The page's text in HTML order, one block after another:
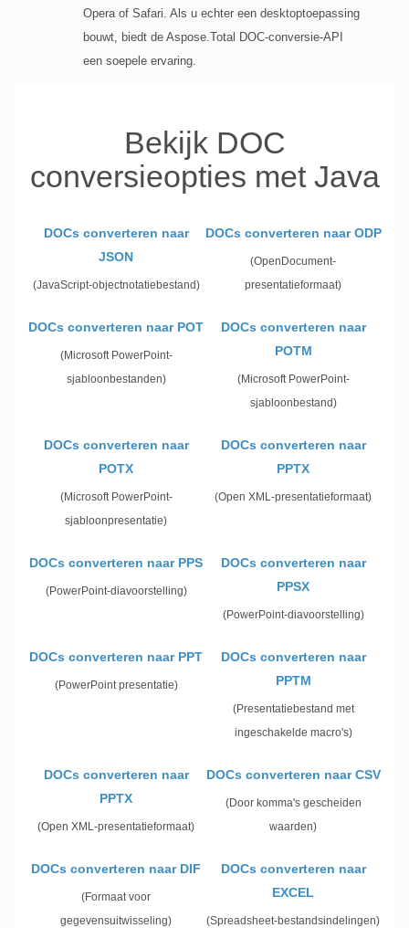
Opera of Safari. Als u echter een desktoptoepassing
bouwt, biedt de Aspose.Total DOC-conversie-API
een soepele ervaring.
Bekijk DOC
conversieopties met Java
DOCs converteren naar
JSON
(JavaScript-objectnotatiebestand)
DOCs converteren naar ODP
(OpenDocument-
presentatieformaat)
DOCs converteren naar POT
(Microsoft PowerPoint-
sjabloonbestanden)
DOCs converteren naar
POTM
(Microsoft PowerPoint-
sjabloonbestand)
DOCs converteren naar
POTX
(Microsoft PowerPoint-
sjabloonpresentatie)
DOCs converteren naar
PPTX
(Open XML-presentatieformaat)
DOCs converteren naar PPS
(PowerPoint-diavoorstelling)
DOCs converteren naar
PPSX
(PowerPoint-diavoorstelling)
DOCs converteren naar PPT
(PowerPoint presentatie)
DOCs converteren naar
PPTM
(Presentatiebestand met
ingeschakelde macro's)
DOCs converteren naar
PPTX
(Open XML-presentatieformaat)
DOCs converteren naar CSV
(Door komma's gescheiden
waarden)
DOCs converteren naar DIF
(Formaat voor
gegevensuitwisseling)
DOCs converteren naar
EXCEL
(Spreadsheet-bestandsindelingen)